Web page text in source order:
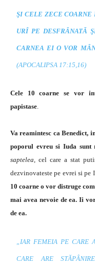
ŞI CELE ZECE
URÎ PE DESFRÂNATĂ
CARNEA EI O VOR
(APOCALIPSA 17:15,16)
Cele 10 coarne se vor
papistase.
Va reamintesc ca Benedict,
poporul evreu si Iuda sunt
saptelea, cel care a stat
dezvinovateste pe evrei si pe
10 coarne o vor distruge
mai avea nevoie de ea. Ii
de ea.
„IAR FEMEIA PE CARE
CARE ARE